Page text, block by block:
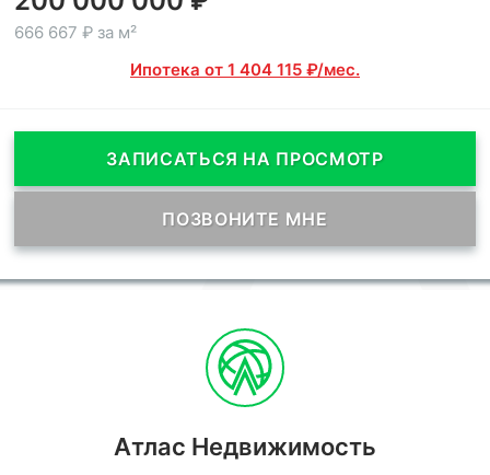
666 667 ₽ за м²
Ипотека от 1 404 115 ₽/мес.
ЗАПИСАТЬСЯ НА ПРОСМОТР
ПОЗВОНИТЕ МНЕ
Атлас Недвижимость